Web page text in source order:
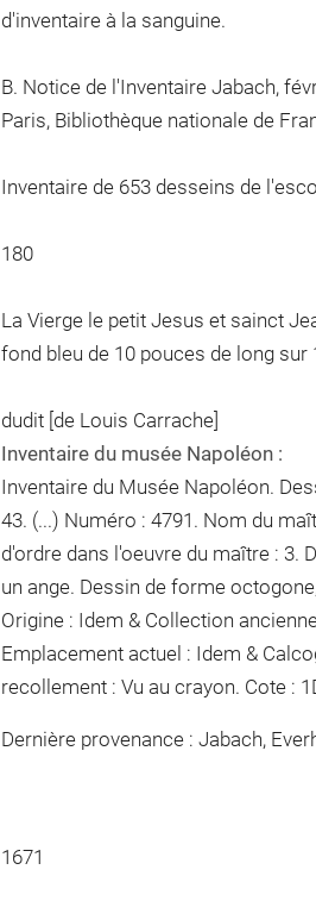
d'inventaire à la sanguine.
B. Notice de l'Inventaire Jabach,
Paris, Bibliothèque nationale de
Inventaire de 653 desseins de
180
La Vierge le petit Jesus et sainct
fond bleu de 10 pouces de long sur
dudit [de Louis Carrache]
Inventaire du musée Napoléon :
Inventaire du Musée Napoléon.
43. (...) Numéro : 4791. Nom du
d'ordre dans l'oeuvre du maître : 3.
un ange. Dessin de forme
Origine : Idem & Collection
Emplacement actuel : Idem &
recollement : Vu au crayon. Cote :
Dernière provenance : Jabach,
1671